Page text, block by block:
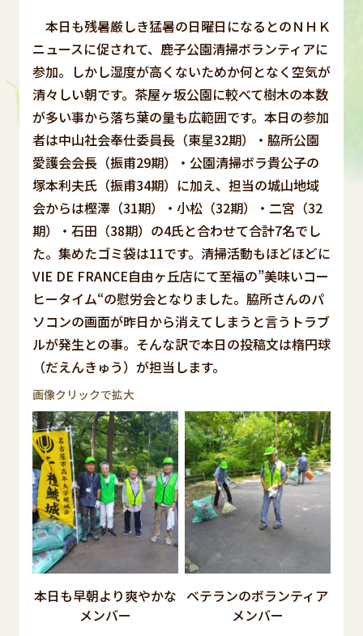
本日も残暑厳しき猛暑の日曜日になるとのＮＨＫ
ニュースに促されて、鹿子公園清掃ボランティアに
参加。しかし湿度が高くないためか何となく空気が
清々しい朝です。茶屋ヶ坂公園に較べて樹木の本数
が多い事から落ち葉の量も広範囲です。本日の参加
者は中山社会奉仕委員長（東星32期）・脇所公園
愛護会会長（振甫29期）・公園清掃ボラ貴公子の
塚本利夫氏（振甫34期）に加え、担当の城山地域
会からは樫澤（31期）・小松（32期）・二宮（32
期）・石田（38期）の4氏と合わせて合計7名でし
た。集めたゴミ袋は11です。清掃活動もほどほどに
VIE DE FRANCE自由ヶ丘店にて至福の”美味いコー
ヒータイム“の慰労会となりました。脇所さんのパ
ソコンの画面が昨日から消えてしまうと言うトラブ
ルが発生との事。そんな訳で本日の投稿文は楕円球
（だえんきゅう）が担当します。
画像クリックで拡大
本日も早朝より爽やかな
メンバー
ベテランのボランティア
メンバー